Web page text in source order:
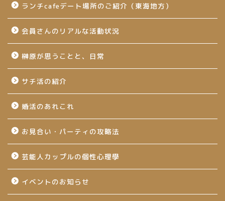
ランチcafeデート場所のご紹介（東海地方）
会員さんのリアルな活動状況
榊原が思うことと、日常
サチ活の紹介
婚活のあれこれ
お見合い・パーティの攻略法
芸能人カップルの個性心理學
イベントのお知らせ